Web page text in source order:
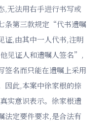
,无法用右手进行书写或
条第三款规定“代书遗嘱
证,由其中一人代书,注明
见证人和遗嘱人签名”,
签名而只能在遗嘱上采用
因此,本案中徐家根的捺
实意识表示。徐家根遗
法定要件要求,是合法有